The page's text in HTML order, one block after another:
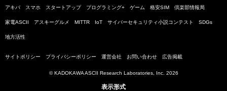
アキバ スマホ スタートアップ プログラミング+ ゲーム 格安SIM 倶楽部情報局
家電ASCII アスキーグルメ MITTR IoT サイバーセキュリティ小説コンテスト SDGs
地方活性
サイトポリシー プライバシーポリシー 運営会社 お問い合わせ 広告掲載
© KADOKAWA ASCII Research Laboratories, Inc. 2026
表示形式